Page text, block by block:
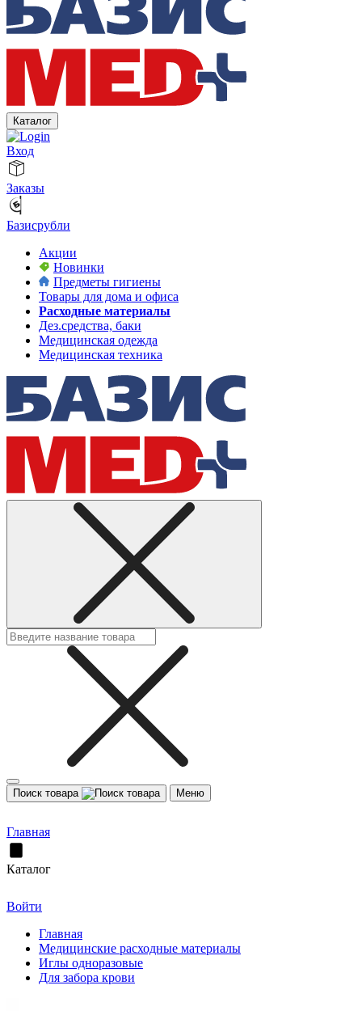
Каталог
Вход
Заказы
Базисрубли
Акции
Новинки
Предметы гигиены
Товары для дома и офиса
Расходные материалы
Дез.средства, баки
Медицинская одежда
Медицинская техника
Поиск товара Меню
Главная
Каталог
Войти
Главная
Медицинские расходные материалы
Иглы одноразовые
Для забора крови